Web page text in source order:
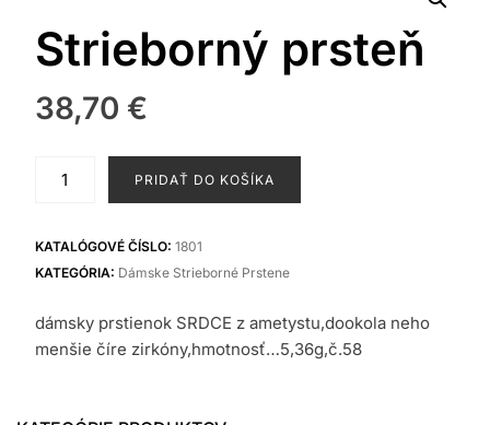
Strieborný prsteň
38,70 €
PRIDAŤ DO KOŠÍKA
KATALÓGOVÉ ČÍSLO: 1801
KATEGÓRIA: Dámske Strieborné Prstene
dámsky prstienok SRDCE z ametystu,dookola neho
menšie číre zirkóny,hmotnosť…5,36g,č.58